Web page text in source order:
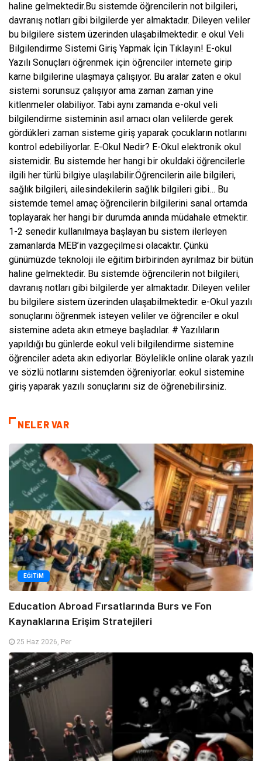
haline gelmektedir.Bu sistemde öğrencilerin not bilgileri,
davranış notları gibi bilgilerde yer almaktadır. Dileyen veliler
bu bilgilere sistem üzerinden ulaşabilmektedir. e okul Veli
Bilgilendirme Sistemi Giriş Yapmak İçin Tıklayın! E-okul
Yazılı Sonuçları öğrenmek için öğrenciler internete girip
karne bilgilerine ulaşmaya çalışıyor. Bu aralar zaten e okul
sistemi sorunsuz çalışıyor ama zaman zaman yine
kitlenmeler olabiliyor. Tabi aynı zamanda e-okul veli
bilgilendirme sisteminin asıl amacı olan velilerde gerek
gördükleri zaman sisteme giriş yaparak çocukların notlarını
kontrol edebiliyorlar. E-Okul Nedir? E-Okul elektronik okul
sistemidir. Bu sistemde her hangi bir okuldaki öğrencilerle
ilgili her türlü bilgiye ulaşılabilir.Öğrencilerin aile bilgileri,
sağlık bilgileri, ailesindekilerin sağlık bilgileri gibi… Bu
sistemde temel amaç öğrencilerin bilgilerini sanal ortamda
toplayarak her hangi bir durumda anında müdahale etmektir.
1-2 senedir kullanılmaya başlayan bu sistem ilerleyen
zamanlarda MEB’in vazgeçilmesi olacaktır. Çünkü
günümüzde teknoloji ile eğitim birbirinden ayrılmaz bir bütün
haline gelmektedir. Bu sistemde öğrencilerin not bilgileri,
davranış notları gibi bilgilerde yer almaktadır. Dileyen veliler
bu bilgilere sistem üzerinden ulaşabilmektedir. e-Okul yazılı
sonuçlarını öğrenmek isteyen veliler ve öğrenciler e okul
sistemine adeta akın etmeye başladılar. # Yazılıların
yapıldığı bu günlerde eokul veli bilgilendirme sistemine
öğrenciler adeta akın ediyorlar. Böylelikle online olarak yazılı
ve sözlü notlarını sistemden öğreniyorlar. eokul sistemine
giriş yaparak yazılı sonuçlarını siz de öğrenebilirsiniz.
NELER VAR
EĞITIM
Education Abroad Fırsatlarında Burs ve Fon
Kaynaklarına Erişim Stratejileri
25 Haz 2026, Per